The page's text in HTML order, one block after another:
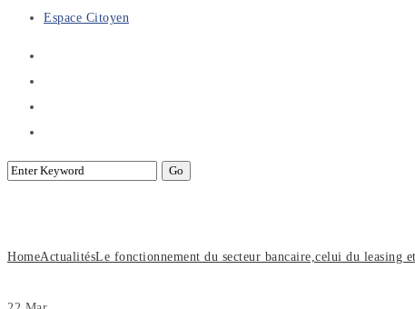
Espace Citoyen
HomeActualitésLe fonctionnement du secteur bancaire,celui du leasing